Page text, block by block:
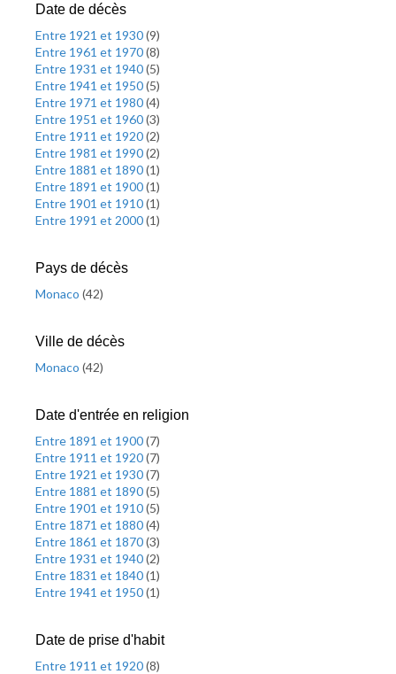
Date de décès
Entre 1921 et 1930(9)
Entre 1961 et 1970(8)
Entre 1931 et 1940(5)
Entre 1941 et 1950(5)
Entre 1971 et 1980(4)
Entre 1951 et 1960(3)
Entre 1911 et 1920(2)
Entre 1981 et 1990(2)
Entre 1881 et 1890(1)
Entre 1891 et 1900(1)
Entre 1901 et 1910(1)
Entre 1991 et 2000(1)
Pays de décès
Monaco (42)
Ville de décès
Monaco (42)
Date d'entrée en religion
Entre 1891 et 1900(7)
Entre 1911 et 1920(7)
Entre 1921 et 1930(7)
Entre 1881 et 1890(5)
Entre 1901 et 1910(5)
Entre 1871 et 1880(4)
Entre 1861 et 1870(3)
Entre 1931 et 1940(2)
Entre 1831 et 1840(1)
Entre 1941 et 1950(1)
Date de prise d'habit
Entre 1911 et 1920(8)